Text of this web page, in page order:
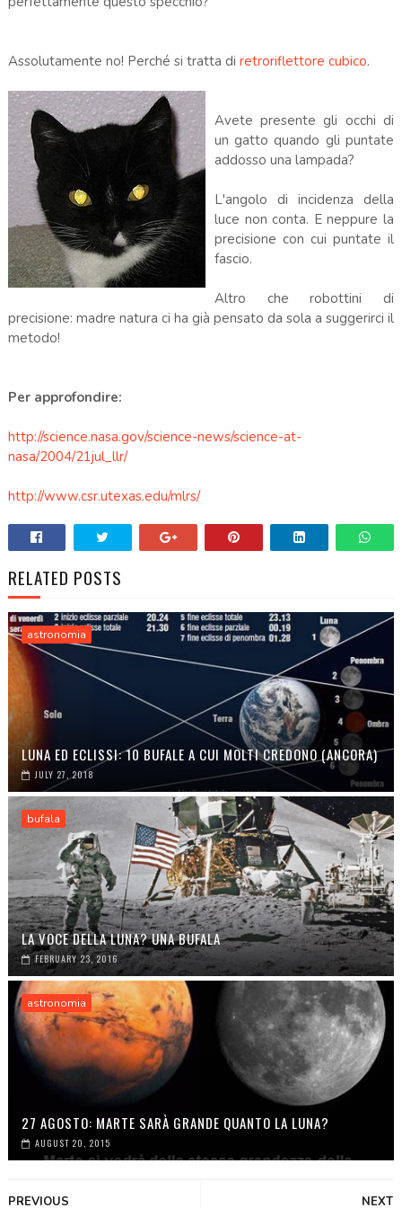
Assolutamente no! Perché si tratta di retroriflettore cubico.
Avete presente gli occhi di
un gatto quando gli puntate
addosso una lampada?
L'angolo di incidenza della
luce non conta. E neppure la
precisione con cui puntate il
fascio.
Altro che robottini di
precisione: madre natura ci ha già pensato da sola a suggerirci il
metodo!
Per approfondire:
http://science.nasa.gov/science-news/science-at-
nasa/2004/21jul_llr/
http://www.csr.utexas.edu/mlrs/
RELATED POSTS
astronomia
LUNA ED ECLISSI: 10 BUFALE A CUI MOLTI CREDONO (ANCORA)
JULY 27, 2018
bufala
LA VOCE DELLA LUNA? UNA BUFALA
FEBRUARY 23, 2016
astronomia
27 AGOSTO: MARTE SARÀ GRANDE QUANTO LA LUNA?
AUGUST 20, 2015
NEXT
PREVIOUS